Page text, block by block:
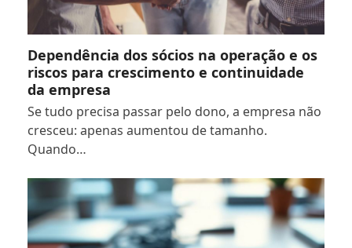
Dependência dos sócios na operação e os
riscos para crescimento e continuidade
da empresa
Se tudo precisa passar pelo dono, a empresa não
cresceu: apenas aumentou de tamanho.
Quando…